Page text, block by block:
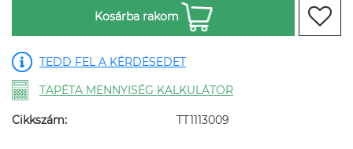
Kosárba rakom
TEDD FEL A KÉRDÉSEDET
TAPÉTA MENNYISÉG KALKULÁTOR
Cikkszám: TT1113009